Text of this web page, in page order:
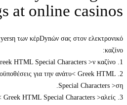
at online
ανάτyersη των κέρDynών σας στον
και τις προϋποθέσεις για την ανάτυ<
Special
μόνο ασφ< Greek HTML Special